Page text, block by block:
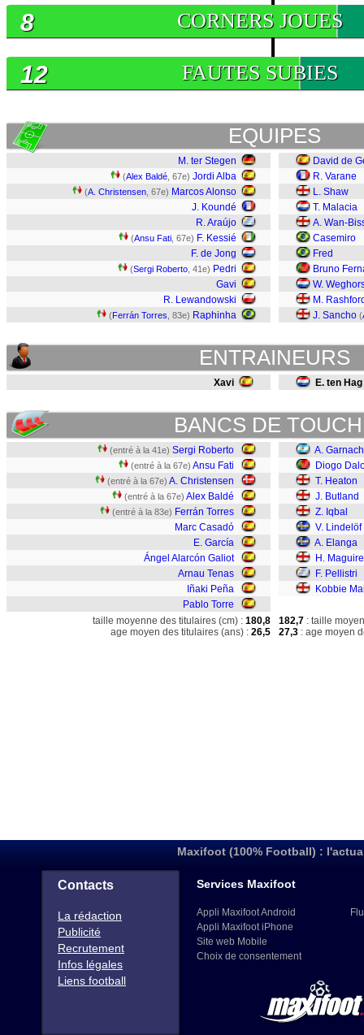
CORNERS JOUES
8
FAUTES SUBIES
12
EQUIPES
M. ter Stegen
(Alex Baldé , 67e) Jordi Alba
(A. Christensen , 67e) Marcos Alonso
J. Koundé
R. Araújo
(Ansu Fati , 67e) F. Kessié
F. de Jong
(Sergi Roberto , 41e) Pedri
Gavi
R. Lewandowski
(Ferrán Torres , 83e) Raphinha
David de
R. Varane
L. Shaw
T. Malacia
A. Wan-
Casemiro
Fred
Bruno
W.
M.
J. Sancho (
ENTRAINEURS
Xavi E. ten Hag
BANCS DE
(entré à la 41e) Sergi Roberto
(entré à la 67e) Ansu Fati
(entré à la 67e) A. Christensen
(entré à la 67e) Alex Baldé
(entré à la 83e) Ferrán Torres
Marc Casadó
E. García
Ángel Alarcón Galiot
Arnau Tenas
Iñaki Peña
Pablo Torre
A.
Diogo
T. Heaton
J. Butland
Z. Iqbal
V. Lindelöf
A. Elanga
H. Maguire
F. Pellistri
Kobbie
taille moyenne des titulaires (cm) : 180,8
age moyen des titulaires (ans) : 26,5
182,7 : taille
27,3 : age moyen
Maxifoot (100% Football) :
Contacts
La rédaction
Publicité
Recrutement
Infos légales
Liens football
Services Maxifoot
Appli Maxifoot Android
Appli Maxifoot iPhone
Site web Mobile
Choix de consentement